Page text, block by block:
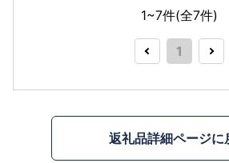
1~7件(全7件)
1
返礼品詳細ページに